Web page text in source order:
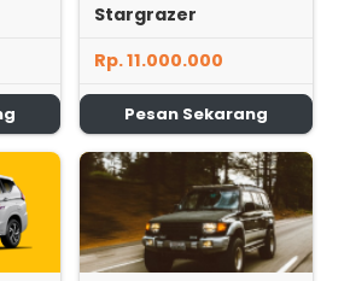
Stargrazer
Rp. 11.000.000
Pesan Sekarang